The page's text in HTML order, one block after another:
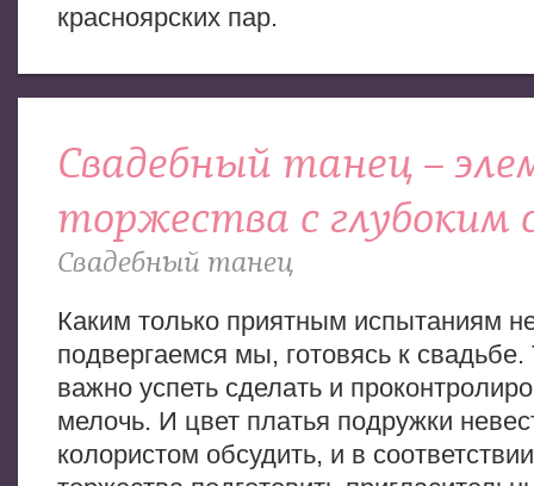
красноярских пар.
Свадебный танец –
торжества с глубоким
Свадебный танец
Каким только приятным испытаниям
подвергаемся мы, готовясь к свадьбе.
важно успеть сделать и
мелочь. И цвет платья подружки
колористом обсудить, и в